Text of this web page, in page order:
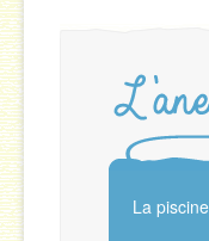
La piscine